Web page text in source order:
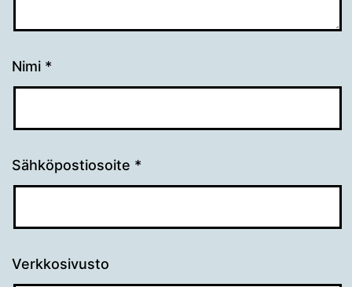
Nimi *
Sähköpostiosoite *
Verkkosivusto